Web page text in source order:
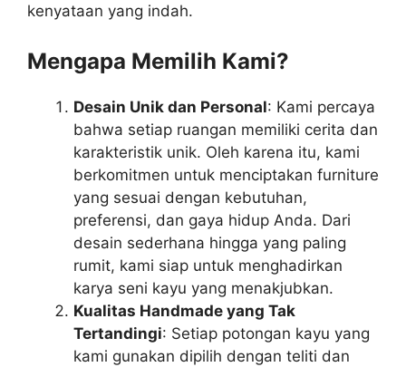
kenyataan yang indah.
Mengapa Memilih Kami?
Desain Unik dan Personal: Kami percaya
bahwa setiap ruangan memiliki cerita dan
karakteristik unik. Oleh karena itu, kami
berkomitmen untuk menciptakan furniture
yang sesuai dengan kebutuhan,
preferensi, dan gaya hidup Anda. Dari
desain sederhana hingga yang paling
rumit, kami siap untuk menghadirkan
karya seni kayu yang menakjubkan.
Kualitas Handmade yang Tak
Tertandingi: Setiap potongan kayu yang
kami gunakan dipilih dengan teliti dan